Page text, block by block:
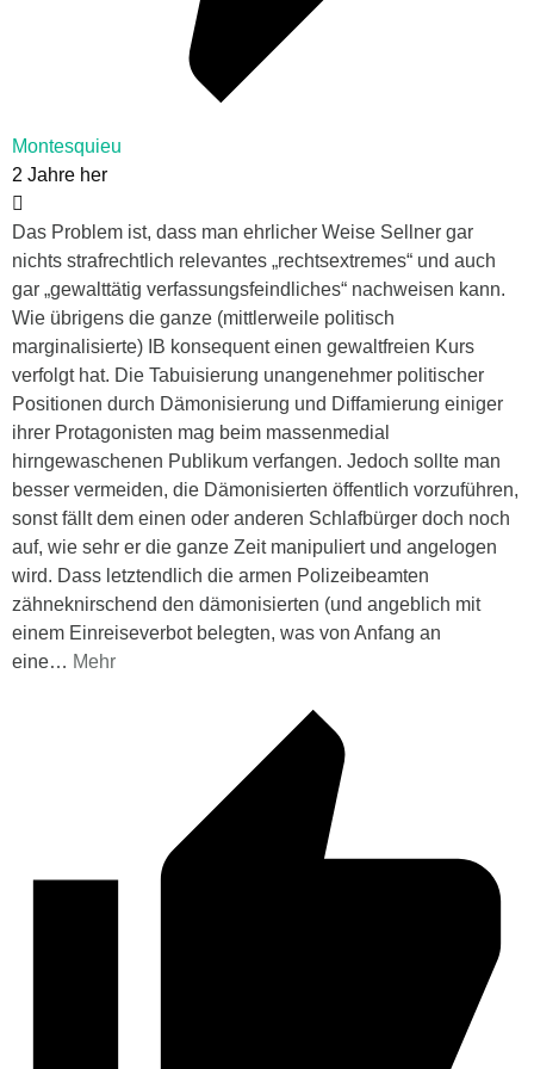
Montesquieu
2 Jahre her
Das Problem ist, dass man ehrlicher Weise Sellner gar
nichts strafrechtlich relevantes „rechtsextremes“ und auch
gar „gewalttätig verfassungsfeindliches“ nachweisen kann.
Wie übrigens die ganze (mittlerweile politisch
marginalisierte) IB konsequent einen gewaltfreien Kurs
verfolgt hat. Die Tabuisierung unangenehmer politischer
Positionen durch Dämonisierung und Diffamierung einiger
ihrer Protagonisten mag beim massenmedial
hirngewaschenen Publikum verfangen. Jedoch sollte man
besser vermeiden, die Dämonisierten öffentlich vorzuführen,
sonst fällt dem einen oder anderen Schlafbürger doch noch
auf, wie sehr er die ganze Zeit manipuliert und angelogen
wird. Dass letztendlich die armen Polizeibeamten
zähneknirschend den dämonisierten (und angeblich mit
einem Einreiseverbot belegten, was von Anfang an
eine… Mehr